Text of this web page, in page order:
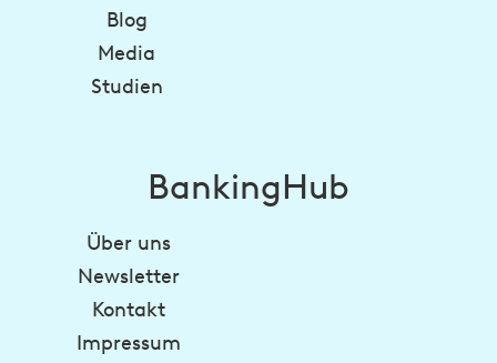
Blog
Media
Studien
BankingHub
Über uns
Newsletter
Kontakt
Impressum